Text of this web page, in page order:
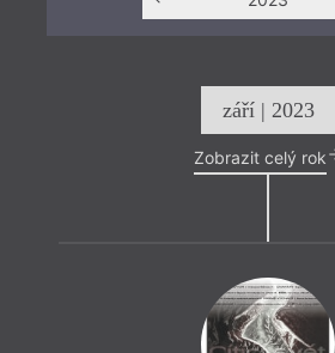
září | 2023
Zobrazit celý rok